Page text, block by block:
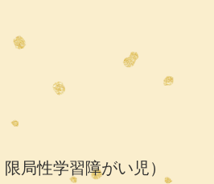
局性学習障がい児）